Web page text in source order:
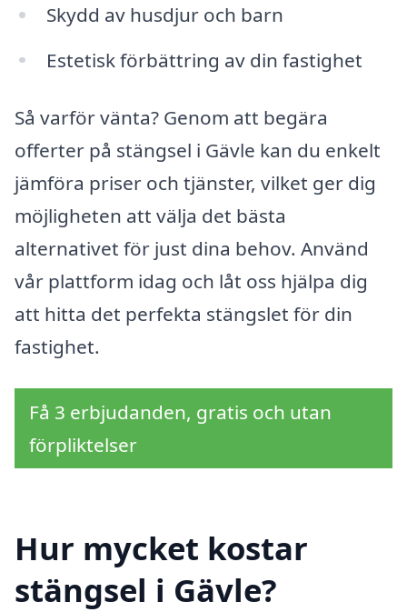
Skydd av husdjur och barn
Estetisk förbättring av din fastighet
Så varför vänta? Genom att begära
offerter på stängsel i Gävle kan du enkelt
jämföra priser och tjänster, vilket ger dig
möjligheten att välja det bästa
alternativet för just dina behov. Använd
vår plattform idag och låt oss hjälpa dig
att hitta det perfekta stängslet för din
fastighet.
Få 3 erbjudanden, gratis och utan
förpliktelser
Hur mycket kostar
stängsel i Gävle?